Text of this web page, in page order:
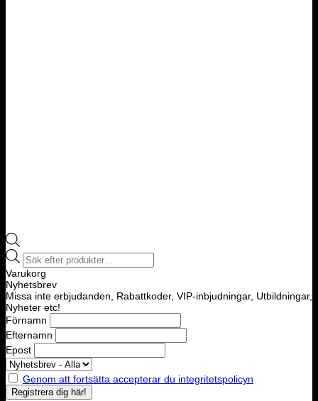
Products
search
Varukorg
Nyhetsbrev
Missa inte erbjudanden, Rabattkoder, VIP-inbjudningar, Utbildningar,
Nyheter etc!
Förnamn
Efternamn
Epost
Genom att fortsätta accepterar du integritetspolicyn